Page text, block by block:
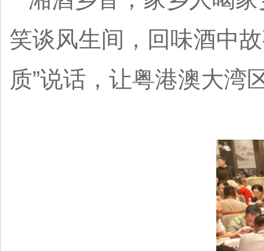
笑谈风生间，回味酒中
质”说话，让粤港澳大湾